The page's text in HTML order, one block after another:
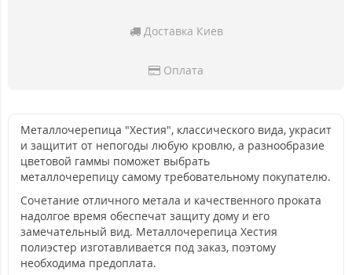
Доставка Киев
Оплата
Металлочерепица "Хестия", классического вида, украсит
и защитит от непогоды любую кровлю, а разнообразие
цветовой гаммы поможет выбрать
металлочерепицу самому требовательному покупателю.
Сочетание отличного метала и качественного проката
надолгое время обеспечат защиту дому и его
замечательный вид. Металлочерепица Хестия
полиэстер изготавливается под заказ, поэтому
необходима предоплата.